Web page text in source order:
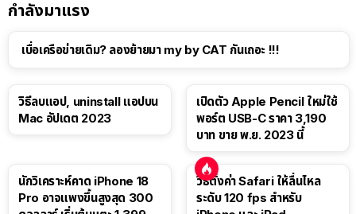
กำลังมาแรง
เบื่อเครือข่ายเดิม? ลองย้ายมา my by CAT กันเถอะ !!!
วิธีลบแอป, uninstall แอปบน
Mac อัปเดต 2023
เปิดตัว Apple Pencil ใหม่ใช้
พอร์ต USB-C ราคา 3,190
บาท ขาย พ.ย. 2023 นี้
นักวิเคราะห์คาด iPhone 18
Pro อาจแพงขึ้นสูงสุด 300
วิธีตั้งค่า Safari ให้ลื่นไหล
ระดับ 120 fps สำหรับ